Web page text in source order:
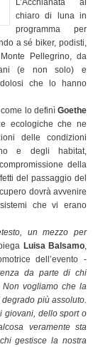
L’Acchianata al
chiaro di luna in
programma per
a sé biker, podisti,
Pellegrino, da
(e non solo) e
che lo hanno
come lo definìGoethe
ecologiche che ne
delle condizioni
e degli habitat,
della
del passaggio del
dovrà avvenire
che vi erano
un mezzo per
Luisa Balsamo,
dell’evento -
da parte di chi
Non vogliamo che la
più assoluto.
giovani, dello sport o
veramente sta
gestisce la nostra